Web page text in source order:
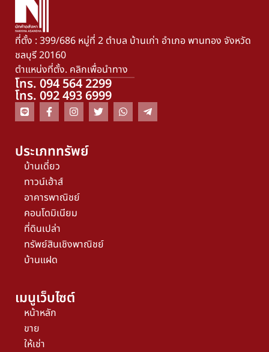
ที่ตั้ง : 399/686 หมู่ที่ 2 ตำบล บ้านเก่า อำเภอ พานทอง จังหวัด
ชลบุรี 20160
ตำแหน่งที่ตั้ง. คลิกเพื่อนำทาง
โทร. 094 564 2299
โทร. 092 493 6999
ประเภททรัพย์
บ้านเดี่ยว
ทาวน์เฮ้าส์
อาคารพาณิชย์
คอนโดมิเนียม
ที่ดินเปล่า
ทรัพย์สินเชิงพาณิชย์
บ้านแฝด
เมนูเว็บไซต์
หน้าหลัก
ขาย
ให้เช่า